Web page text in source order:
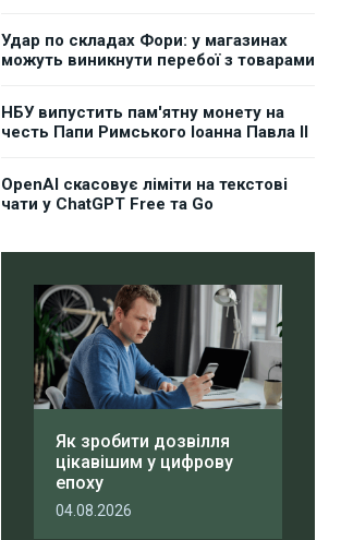
Удар по складах Фори: у магазинах
можуть виникнути перебої з товарами
НБУ випустить пам'ятну монету на
честь Папи Римського Іоанна Павла II
OpenAI скасовує ліміти на текстові
чати у ChatGPT Free та Go
Як зробити дозвілля
цікавішим у цифрову
епоху
04.08.2026